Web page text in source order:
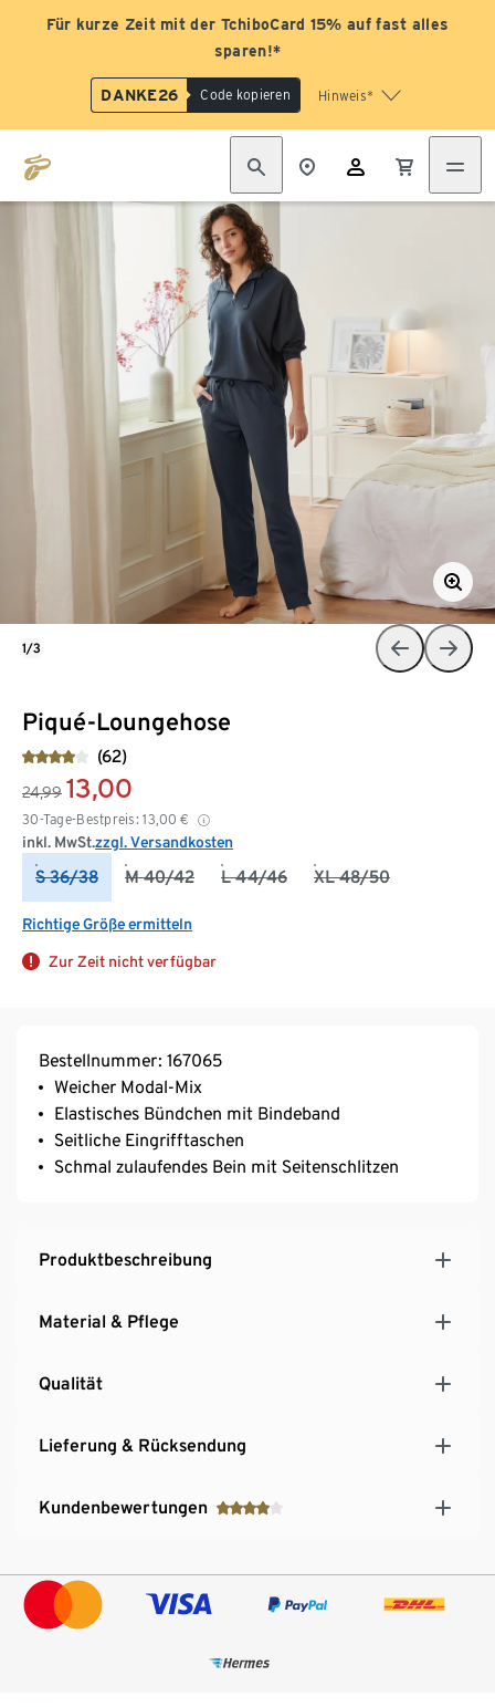
Für kurze Zeit mit der TchiboCard 15% auf fast alles
sparen!*
DANKE26 Code kopieren Hinweis*
Piqué-Loungehose
(62)
24,99 13,00
30-Tage-Bestpreis: 13,00 €
inkl. MwSt.zzgl. Versandkosten
S 36/38 M 40/42 L 44/46 XL 48/50
Richtige Größe ermitteln
Zur Zeit nicht verfügbar
1/3
Bestellnummer: 167065
Weicher Modal-Mix
Elastisches Bündchen mit Bindeband
Seitliche Eingrifftaschen
Schmal zulaufendes Bein mit Seitenschlitzen
Produktbeschreibung
Material & Pflege
Qualität
Lieferung & Rücksendung
Kundenbewertungen